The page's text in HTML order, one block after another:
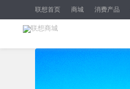
联想首页 商城 消费产品